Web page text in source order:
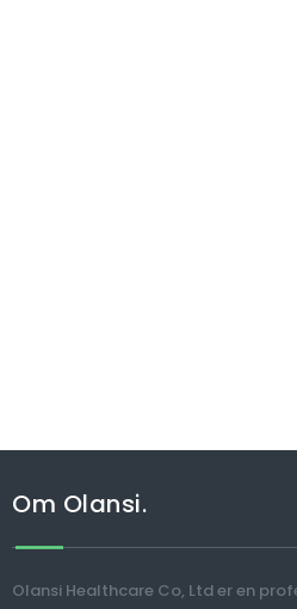
Om Olansi.
Olansi Healthcare Co, Ltd er en